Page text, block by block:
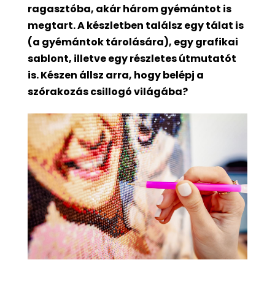
ragasztóba, akár három gyémántot is
megtart. A készletben találsz egy tálat is
(a gyémántok tárolására), egy grafikai
sablont, illetve egy részletes útmutatót
is. Készen állsz arra, hogy belépj a
szórakozás csillogó világába?